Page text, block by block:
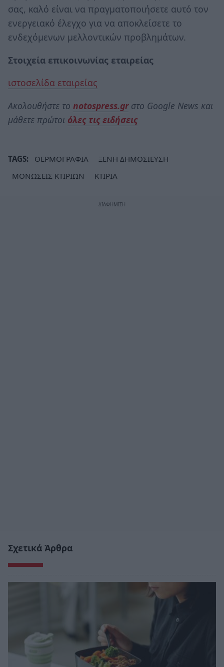
σας, καλό είναι να πραγματοποιήσετε αυτό τον
ενεργειακό έλεγχο για να αποκλείσετε το
ενδεχόμενων μελλοντικών προβλημάτων.
Στοιχεία επικοινωνίας εταιρείας
ιστοσελίδα εταιρείας
Ακολουθήστε το notospress.grστο Google News και
μάθετε πρώτοι όλες τις ειδήσεις
TAGS: ΘΕΡΜΟΓΡΑΦΙΑ
ΞΕΝΗ ΔΗΜΟΣΙΕΥΣΗ
ΜΟΝΩΣΕΙΣ ΚΤΙΡΙΩΝ
ΚΤΙΡΙΑ
Σχετικά Άρθρα